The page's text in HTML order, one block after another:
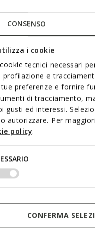
CONSENSO
i cookie
tecnici necessari
e
preferenze e fornire
di tracciamento,
gusti ed interessi.
autorizzare. Per
policy.
CONFERMA
for girls with a stylish
made of suede and
coral pink. Easy to
it ensures an
adventures.
which offers